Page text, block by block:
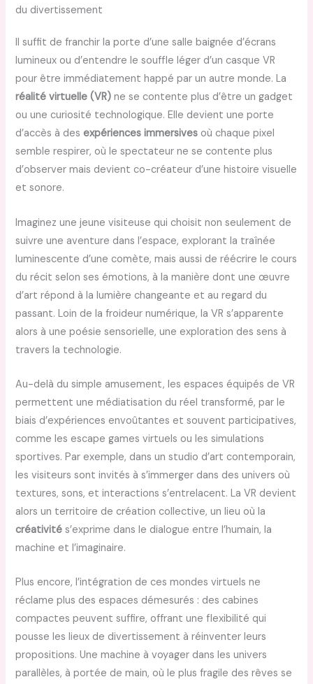
du divertissement
Il suffit de franchir la porte d’une salle baignée d’écrans
lumineux ou d’entendre le souffle léger d’un casque VR
pour être immédiatement happé par un autre monde. La
réalité virtuelle (VR) ne se contente plus d’être un gadget
ou une curiosité technologique. Elle devient une porte
d’accès à desexpériences immersives où chaque pixel
semble respirer, où le spectateur ne se contente plus
d’observer mais devient co-créateur d’une histoire visuelle
et sonore.
Imaginez une jeune visiteuse qui choisit non seulement de
suivre une aventure dans l’espace, explorant la traînée
luminescente d’une comète, mais aussi de réécrire le cours
du récit selon ses émotions, à la manière dont une œuvre
d’art répond à la lumière changeante et au regard du
passant. Loin de la froideur numérique, la VR s’apparente
alors à une poésie sensorielle, une exploration des sens à
travers la technologie.
Au-delà du simple amusement, les espaces équipés de VR
permettent une médiatisation du réel transformé, par le
biais d’expériences envoûtantes et souvent participatives,
comme les escape games virtuels ou les simulations
sportives. Par exemple, dans un studio d’art contemporain,
les visiteurs sont invités à s’immerger dans des univers où
textures, sons, et interactions s’entrelacent. La VR devient
alors un territoire de création collective, un lieu où la
créativité s’exprime dans le dialogue entre l’humain, la
machine et l’imaginaire.
Plus encore, l’intégration de ces mondes virtuels ne
réclame plus des espaces démesurés : des cabines
compactes peuvent suffire, offrant une flexibilité qui
pousse les lieux de divertissement à réinventer leurs
propositions. Une machine à voyager dans les univers
parallèles, à portée de main, où le plus fragile des rêves se